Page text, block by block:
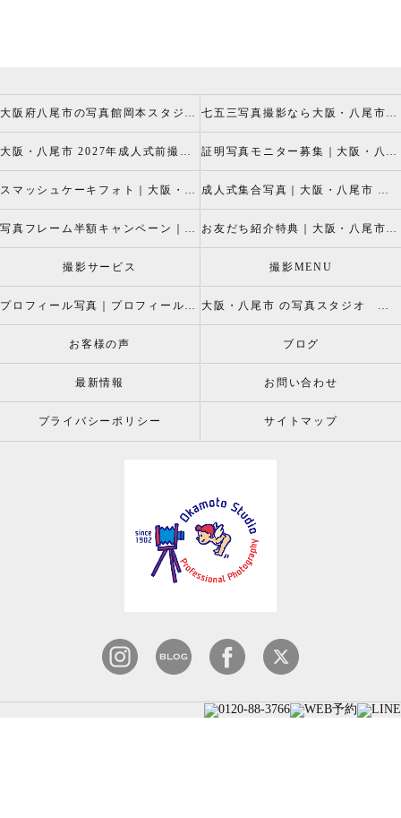
大阪府八尾市の写真館岡本スタジオの撮影キャンペーン 七五三写真撮影なら大阪・八尾市 の岡本スタジオへ
大阪・八尾市 2027年成人式前撮り振袖写真撮影、成人振袖レンタルなら2026年成人前撮りキャペーン開催中の岡本スタジオへ 証明写真モニター募集｜大阪・八尾市 証明写真撮影なら岡本スタジオへ！証明写真モニターモデル募集中！
スマッシュケーキフォト｜大阪・八尾市 スマッシュケーキ写真撮影、ベビーフォト撮影は岡本スタジオへ 成人式集合写真｜大阪・八尾市 友達集合写真、成人式集合写真撮影なら岡本スタジオへ
写真フレーム半額キャンペーン｜大阪・八尾市 写真撮影なら半額割引キャペーン開催中の岡本スタジオへ お友だち紹介特典｜大阪・八尾市 記念写真撮影なら岡本スタジオへ
撮影サービス 撮影MENU
プロフィール写真｜プロフィールフォト 大阪・八尾市 の写真スタジオ 岡本スタジオ2026年七五三撮影特設ページ
お客様の声 ブログ
最新情報 お問い合わせ
プライバシーポリシー サイトマップ